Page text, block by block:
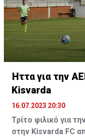
Ήττα για την
Kisvarda
16.07.2023 20:30
Τρίτο φιλικό για
στην Kisvarda FC